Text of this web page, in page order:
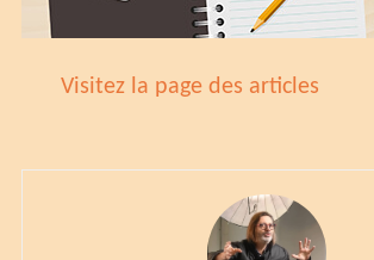
Visitez la page des articles